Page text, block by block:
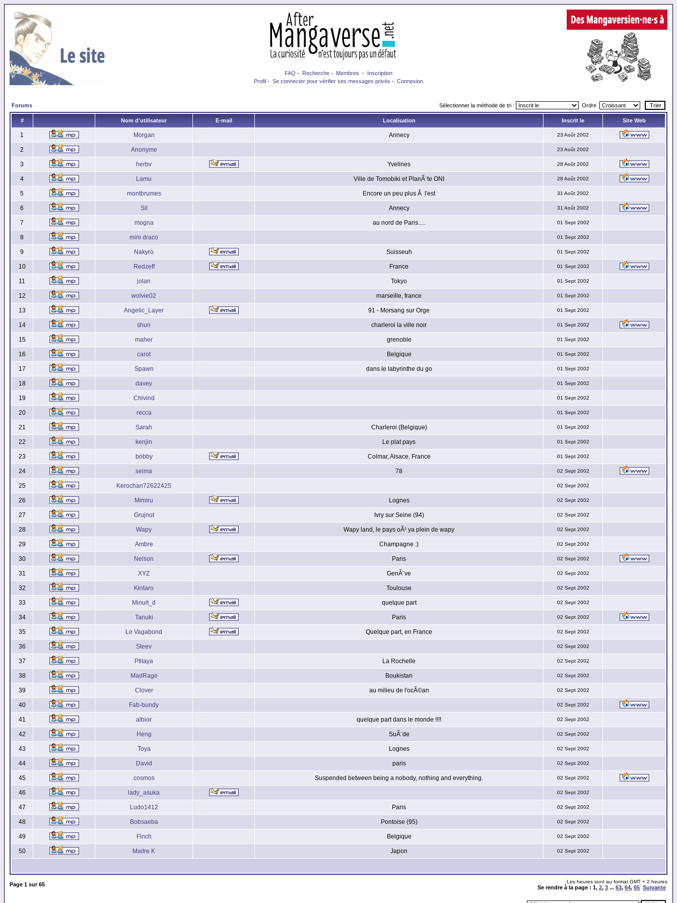
FAQ - Recherche - Membres - Inscription
Profil - Se connecter pour vérifier ses messages privés - Connexion
Forums Sélectionner la méthode de tri : Ordre
# Nom d'utilisateur E-mail Localisation Inscrit le Site Web
1 Morgan Annecy 23 Août 2002
2 Anonyme 23 Août 2002
3 herbv Yvelines 28 Août 2002
4 Lamu Ville de Tomobiki et PlanÃ¨te ONI 28 Août 2002
5 montbrumes Encore un peu plus Ã l'est 31 Août 2002
6 Sil Annecy 31 Août 2002
7 mogna au nord de Paris..... 01 Sept 2002
8 mini draco 01 Sept 2002
9 Nakyro Suisseuh 01 Sept 2002
10 Redzeff France 01 Sept 2002
11 jolan Tokyo 01 Sept 2002
12 wolvie02 marseille, france 01 Sept 2002
13 Angelic_Layer 91 - Morsang sur Orge 01 Sept 2002
14 shun charleroi la ville noir 01 Sept 2002
15 maher grenoble 01 Sept 2002
16 carot Belgique 01 Sept 2002
17 Spawn dans le labyrinthe du go 01 Sept 2002
18 davey 01 Sept 2002
19 Chivind 01 Sept 2002
20 recca 01 Sept 2002
21 Sarah Charleroi (Belgique) 01 Sept 2002
22 kenjin Le plat pays 01 Sept 2002
23 bobby Colmar, Alsace, France 01 Sept 2002
24 seima 78 02 Sept 2002
25 Kerochan72622425 02 Sept 2002
26 Mimiru Lognes 02 Sept 2002
27 Grujnot Ivry sur Seine (94) 02 Sept 2002
28 Wapy Wapy land, le pays oÃ¹ ya plein de wapy 02 Sept 2002
29 Ambre Champagne :) 02 Sept 2002
30 Nelson Paris 02 Sept 2002
31 XYZ GenÃ¨ve 02 Sept 2002
32 Kintaro Toulouse 02 Sept 2002
33 Minuit_d quelque part 02 Sept 2002
34 Tanuki Paris 02 Sept 2002
35 Le Vagabond Quelque part, en France 02 Sept 2002
36 Steev 02 Sept 2002
37 Ptitaya La Rochelle 02 Sept 2002
38 MadRage Boukistan 02 Sept 2002
39 Clover au milieu de l'ocÃ©an 02 Sept 2002
40 Fab-bundy 02 Sept 2002
41 albior quelque part dans le monde !!!! 02 Sept 2002
42 Heng SuÃ¨de 02 Sept 2002
43 Toya Lognes 02 Sept 2002
44 David paris 02 Sept 2002
45 cosmos Suspended between being a nobody, nothing and everything. 02 Sept 2002
46 lady_asuka 02 Sept 2002
47 Ludo1412 Paris 02 Sept 2002
48 Bobsaeba Pontoise (95) 02 Sept 2002
49 Finch Belgique 02 Sept 2002
50 Maitre K Japon 02 Sept 2002
Page 1 sur65 Les heures sont au format GMT + 2 heures
Se rendre à la page : 1, 2, 3 ... 63, 64, 65 Suivante